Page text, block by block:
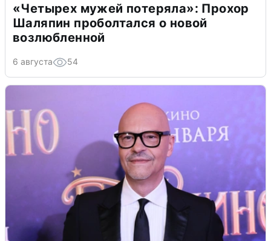
«Четырех мужей потеряла»: Прохор
Шаляпин проболтался о новой
возлюбленной
6 августа 54